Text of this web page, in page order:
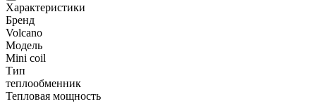
Характеристики
Бренд
Volcano
Модель
Mini coil
Тип
теплообменник
Тепловая мощность